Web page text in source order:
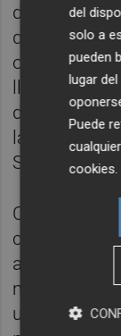
de un
que podrían
objetivos de
llegan a las
detallado
la Oficina
Salud.
ClimaHealth
apoyará la
uso de
del
solo a
pueden
lugar
Puede
cookies